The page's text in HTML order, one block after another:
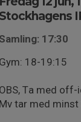
Stockhagens
17:30
Gym: 18-19:15
OBS, Ta med
Mv tar med